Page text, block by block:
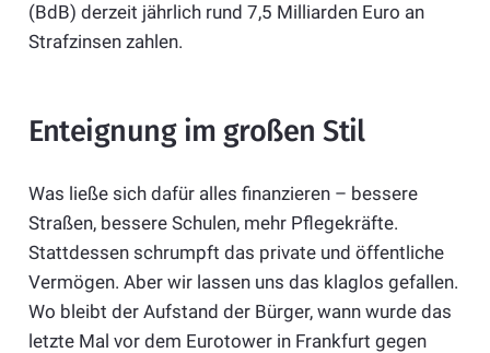
(BdB) derzeit jährlich rund 7,5 Milliarden Euro an
Strafzinsen zahlen.
Enteignung im großen Stil
Was ließe sich dafür alles finanzieren – bessere
Straßen, bessere Schulen, mehr Pflegekräfte.
Stattdessen schrumpft das private und öffentliche
Vermögen. Aber wir lassen uns das klaglos gefallen.
Wo bleibt der Aufstand der Bürger, wann wurde das
letzte Mal vor dem Eurotower in Frankfurt gegen